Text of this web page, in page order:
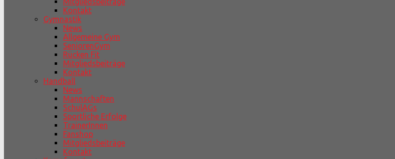
Kontakt
Gymnastik
News
Allgemeine Gym
SeniorenGym
Rücken Fit
Mitgliedsbeiträge
Kontakt
Handball
News
Mannschaften
SchulAGs
Sportliche Erfolge
TrainerInnen
Fanshop
Mitgliedsbeiträge
Kontakt